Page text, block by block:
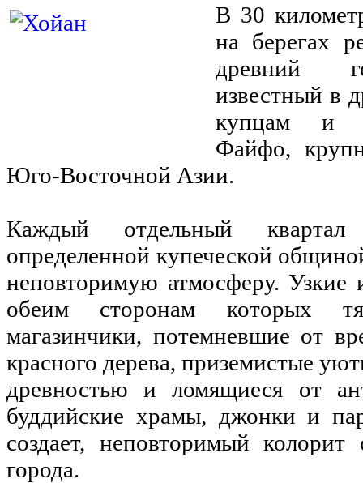
В 30
на берегах
древний
известный в
купцам и
Файфо,
Юго-Восточной Азии.
Каждый отдельный квартал
определенной купеческой
неповторимую атмосферу. Узкие
обеим сторонам которых
магазинчики, потемневшие от
красного дерева, приземистые
древностью и ломящиеся от
буддийские храмы, джонки и
создает, неповторимый колорит
города.